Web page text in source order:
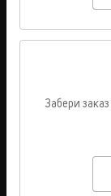
Забери